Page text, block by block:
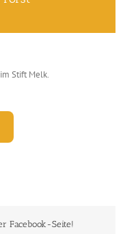
Stift Melk.
Facebook-Seite!